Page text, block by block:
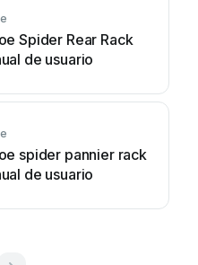
Spider Rear Rack
de usuario
spider pannier rack
de usuario